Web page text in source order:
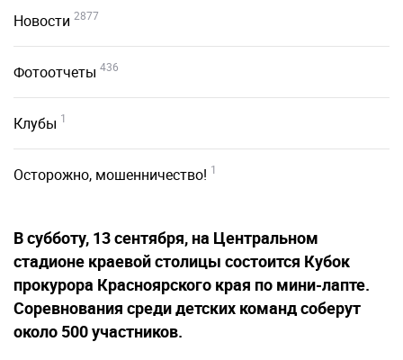
Новости 2877
Фотоотчеты 436
Клубы 1
Осторожно, мошенничество! 1
В субботу, 13 сентября, на Центральном
стадионе краевой столицы состоится Кубок
прокурора Красноярского края по мини-лапте.
Соревнования среди детских команд соберут
около 500 участников.